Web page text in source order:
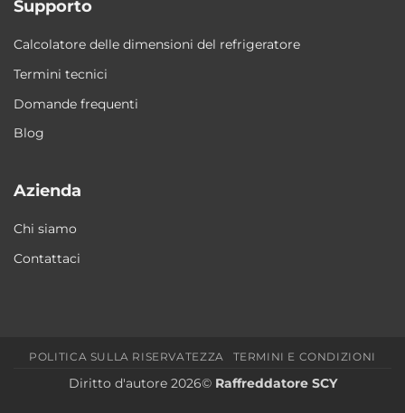
Supporto
Calcolatore delle dimensioni del refrigeratore
Termini tecnici
Domande frequenti
Blog
Azienda
Chi siamo
Contattaci
POLITICA SULLA RISERVATEZZA TERMINI E CONDIZIONI
Diritto d'autore 2026© Raffreddatore SCY